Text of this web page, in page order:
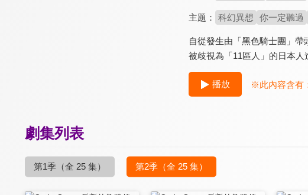
主題： 科幻異想 你一定聽過
自從發生由「黑色騎士團」
被歧視為「11區人」的日本人
播放 ※此內容含有
劇集列表
第1季 （全 25 集） 第2季 （全 25 集）